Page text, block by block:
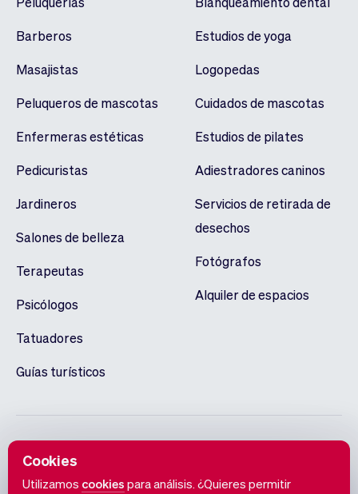
Barberos
Masajistas
Peluqueros de mascotas
Enfermeras estéticas
Pedicuristas
Jardineros
Salones de belleza
Terapeutas
Psicólogos
Tatuadores
Guías turísticos
Estudios de yoga
Logopedas
Cuidados de mascotas
Estudios de pilates
Adiestradores caninos
Servicios de retirada de
desechos
Fotógrafos
Alquiler de espacios
Cookies
Utilizamos cookies para análisis. ¿Quieres permitir